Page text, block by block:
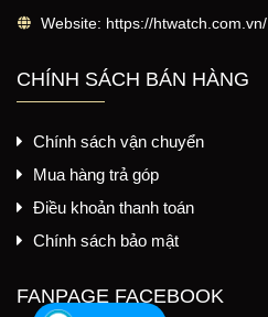
Website: https://htwatch.com.vn/
CHÍNH SÁCH BÁN HÀNG
Chính sách vận chuyển
Mua hàng trả góp
Điều khoản thanh toán
Chính sách bảo mật
FANPAGE FACEBOOK